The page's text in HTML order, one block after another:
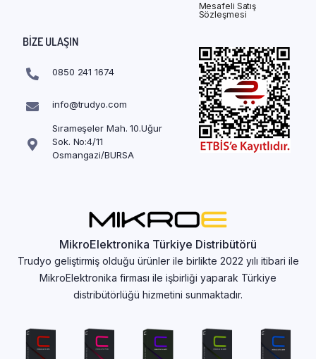
Mesafeli Satış
Sözleşmesi
BIZE ULAŞIN
0850 241 1674
info@trudyo.com
Sırameşeler Mah. 10.Uğur
Sok. No:4/11
Osmangazi/BURSA
MikroElektronika Türkiye Distribütörü
Trudyo geliştirmiş olduğu ürünler ile birlikte 2022 yılı itibari ile
MikroElektronika firması ile işbirliği yaparak Türkiye
distribütörlüğü hizmetini sunmaktadır.